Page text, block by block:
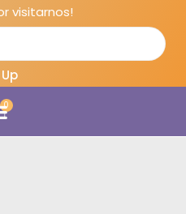
visitarnos!
0